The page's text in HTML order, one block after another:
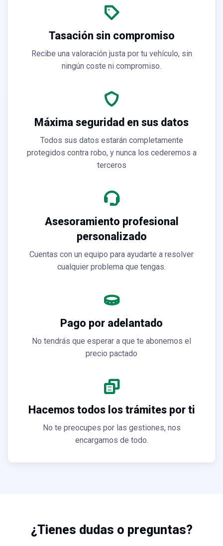
Tasación sin compromiso
Recibe una valoración justa por tu vehículo, sin
ningún coste ni compromiso.
Máxima seguridad en sus datos
Todos sus datos estarán completamente
protegidos contra robo, y nunca los cederemos a
terceros
Asesoramiento profesional
personalizado
Cuentas con un equipo para ayudarte a resolver
cualquier problema que tengas.
Pago por adelantado
No tendrás que esperar a que te abonemos el
precio pactado
Hacemos todos los trámites por ti
No te preocupes por las gestiones, nos
encargamos de todo.
¿Tienes dudas o preguntas?